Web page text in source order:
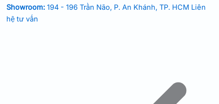
Showroom: 194 - 196 Trần Não, P. An Khánh, TP. HCM Liên
hệ tư vấn